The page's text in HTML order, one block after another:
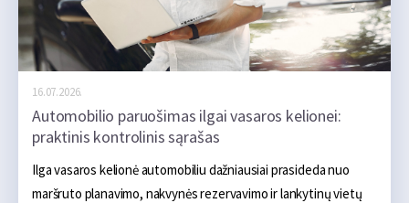
16.07.2026.
Automobilio paruošimas ilgai vasaros kelionei:
praktinis kontrolinis sąrašas
Ilga vasaros kelionė automobiliu dažniausiai prasideda nuo
maršruto planavimo, nakvynės rezervavimo ir lankytinų vietų